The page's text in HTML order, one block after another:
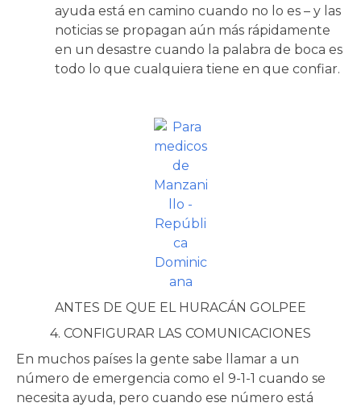
ayuda está en camino cuando no lo es – y las
noticias se propagan aún más rápidamente
en un desastre cuando la palabra de boca es
todo lo que cualquiera tiene en que confiar.
ANTES DE QUE EL HURACÁN GOLPEE
4. CONFIGURAR LAS COMUNICACIONES
En muchos países la gente sabe llamar a un
número de emergencia como el 9-1-1 cuando se
necesita ayuda, pero cuando ese número está